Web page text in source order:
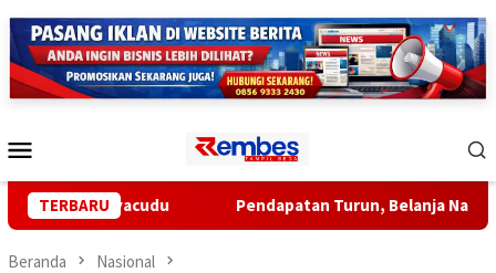
ke
konten
Mobile
TERBARU
Ryacudu Pendapatan Turun, Belanja Naik: APBD
Beranda Nasional